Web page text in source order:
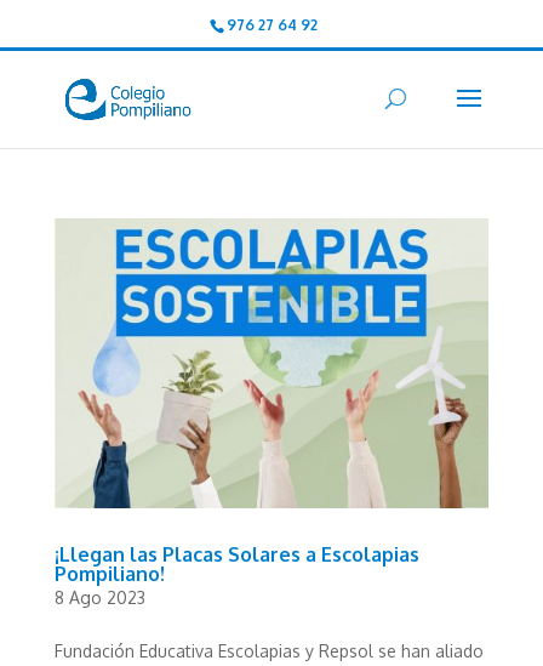
976 27 64 92
¡Llegan las Placas Solares a Escolapias
Pompiliano!
8 Ago 2023
Fundación Educativa Escolapias y Repsol se han aliado